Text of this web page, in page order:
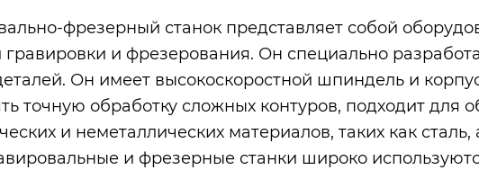
фрезерный станок представляет собой
и фрезерования. Он специально
Он имеет высокоскоростной шпиндель и
точную обработку сложных контуров, подходит для
и неметаллических материалов, таких как
и фрезерные станки широко